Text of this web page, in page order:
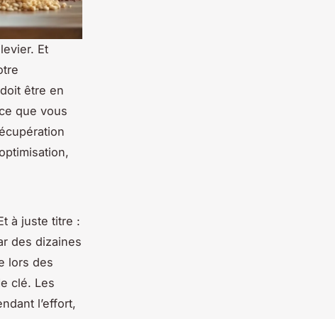
Et
être en
que vous
à juste titre :
des dizaines
lors des
clé. Les
l’effort,